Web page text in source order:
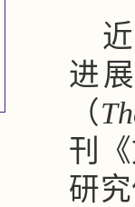
进
（
刊
研